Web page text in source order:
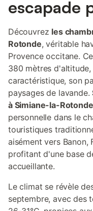
escapade
Découvrez les
Rotonde, véritable
Provence occitane.
380 mètres
caractéristique, son
paysages de lavande.
à Simiane-la-Rotonde
personnelle dans le
touristiques
aisément vers Banon,
profitant d'une base
accueillante.
Le climat se révèle
septembre, avec des